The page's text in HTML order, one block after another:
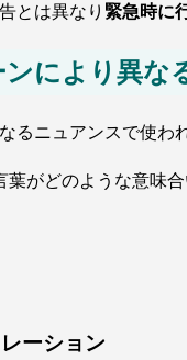
とは異なり 緊急時に
により異な
ニュアンスで使
がどのような意味
ーション